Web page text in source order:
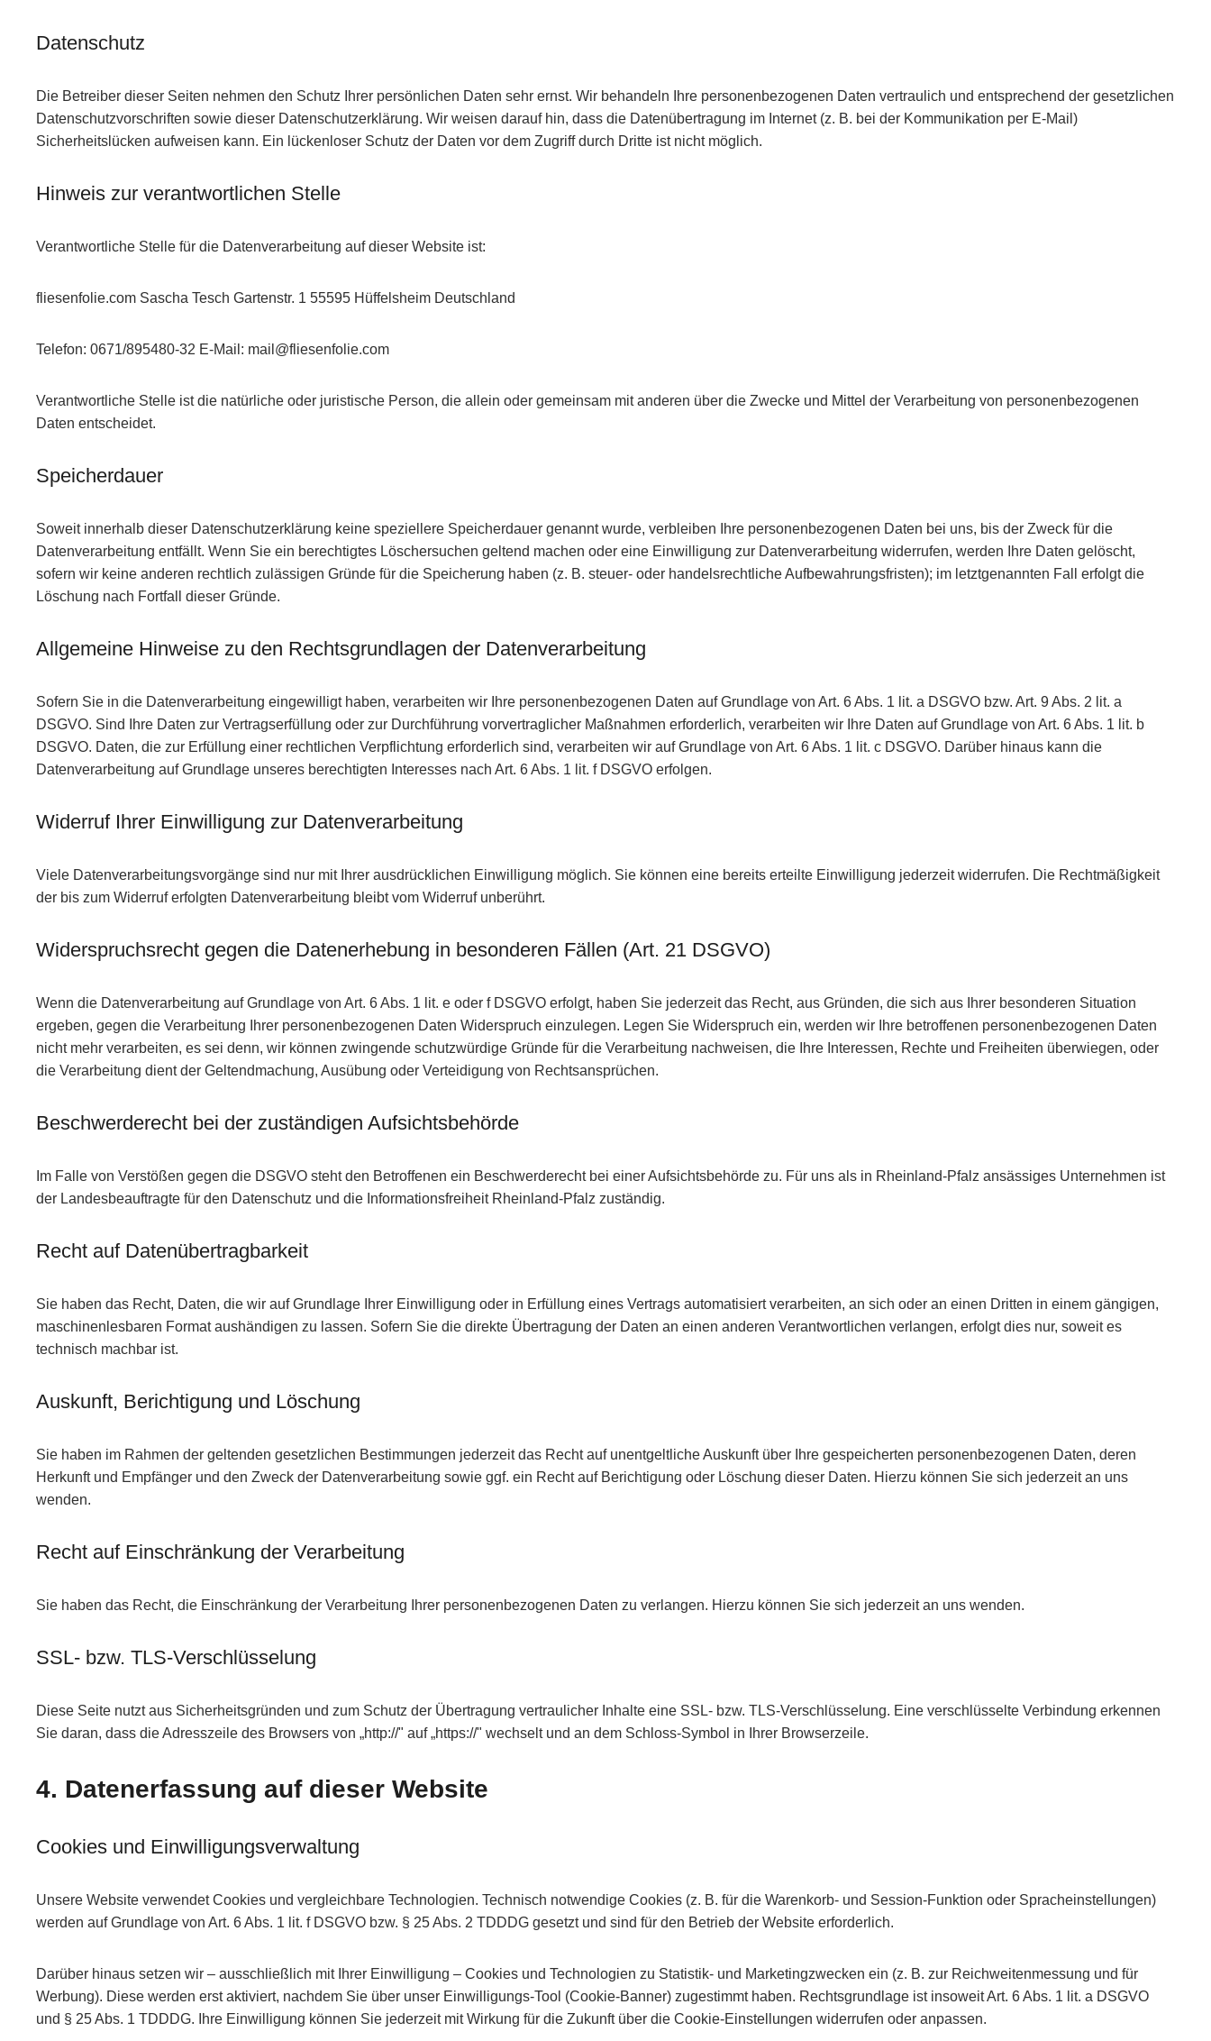
Datenschutz
Die Betreiber dieser Seiten nehmen den Schutz Ihrer persönlichen Daten sehr ernst. Wir behandeln Ihre personenbezogenen Daten vertraulich und entsprechend der gesetzlichen
Datenschutzvorschriften sowie dieser Datenschutzerklärung. Wir weisen darauf hin, dass die Datenübertragung im Internet (z. B. bei der Kommunikation per E-Mail)
Sicherheitslücken aufweisen kann. Ein lückenloser Schutz der Daten vor dem Zugriff durch Dritte ist nicht möglich.
Hinweis zur verantwortlichen Stelle
Verantwortliche Stelle für die Datenverarbeitung auf dieser Website ist:
fliesenfolie.com Sascha Tesch Gartenstr. 1 55595 Hüffelsheim Deutschland
Telefon: 0671/895480-32 E-Mail: mail@fliesenfolie.com
Verantwortliche Stelle ist die natürliche oder juristische Person, die allein oder gemeinsam mit anderen über die Zwecke und Mittel der Verarbeitung von personenbezogenen
Daten entscheidet.
Speicherdauer
Soweit innerhalb dieser Datenschutzerklärung keine speziellere Speicherdauer genannt wurde, verbleiben Ihre personenbezogenen Daten bei uns, bis der Zweck für die
Datenverarbeitung entfällt. Wenn Sie ein berechtigtes Löschersuchen geltend machen oder eine Einwilligung zur Datenverarbeitung widerrufen, werden Ihre Daten gelöscht,
sofern wir keine anderen rechtlich zulässigen Gründe für die Speicherung haben (z. B. steuer- oder handelsrechtliche Aufbewahrungsfristen); im letztgenannten Fall erfolgt die
Löschung nach Fortfall dieser Gründe.
Allgemeine Hinweise zu den Rechtsgrundlagen der Datenverarbeitung
Sofern Sie in die Datenverarbeitung eingewilligt haben, verarbeiten wir Ihre personenbezogenen Daten auf Grundlage von Art. 6 Abs. 1 lit. a DSGVO bzw. Art. 9 Abs. 2 lit. a
DSGVO. Sind Ihre Daten zur Vertragserfüllung oder zur Durchführung vorvertraglicher Maßnahmen erforderlich, verarbeiten wir Ihre Daten auf Grundlage von Art. 6 Abs. 1 lit. b
DSGVO. Daten, die zur Erfüllung einer rechtlichen Verpflichtung erforderlich sind, verarbeiten wir auf Grundlage von Art. 6 Abs. 1 lit. c DSGVO. Darüber hinaus kann die
Datenverarbeitung auf Grundlage unseres berechtigten Interesses nach Art. 6 Abs. 1 lit. f DSGVO erfolgen.
Widerruf Ihrer Einwilligung zur Datenverarbeitung
Viele Datenverarbeitungsvorgänge sind nur mit Ihrer ausdrücklichen Einwilligung möglich. Sie können eine bereits erteilte Einwilligung jederzeit widerrufen. Die Rechtmäßigkeit
der bis zum Widerruf erfolgten Datenverarbeitung bleibt vom Widerruf unberührt.
Widerspruchsrecht gegen die Datenerhebung in besonderen Fällen (Art. 21 DSGVO)
Wenn die Datenverarbeitung auf Grundlage von Art. 6 Abs. 1 lit. e oder f DSGVO erfolgt, haben Sie jederzeit das Recht, aus Gründen, die sich aus Ihrer besonderen Situation
ergeben, gegen die Verarbeitung Ihrer personenbezogenen Daten Widerspruch einzulegen. Legen Sie Widerspruch ein, werden wir Ihre betroffenen personenbezogenen Daten
nicht mehr verarbeiten, es sei denn, wir können zwingende schutzwürdige Gründe für die Verarbeitung nachweisen, die Ihre Interessen, Rechte und Freiheiten überwiegen, oder
die Verarbeitung dient der Geltendmachung, Ausübung oder Verteidigung von Rechtsansprüchen.
Beschwerderecht bei der zuständigen Aufsichtsbehörde
Im Falle von Verstößen gegen die DSGVO steht den Betroffenen ein Beschwerderecht bei einer Aufsichtsbehörde zu. Für uns als in Rheinland-Pfalz ansässiges Unternehmen ist
der Landesbeauftragte für den Datenschutz und die Informationsfreiheit Rheinland-Pfalz zuständig.
Recht auf Datenübertragbarkeit
Sie haben das Recht, Daten, die wir auf Grundlage Ihrer Einwilligung oder in Erfüllung eines Vertrags automatisiert verarbeiten, an sich oder an einen Dritten in einem gängigen,
maschinenlesbaren Format aushändigen zu lassen. Sofern Sie die direkte Übertragung der Daten an einen anderen Verantwortlichen verlangen, erfolgt dies nur, soweit es
technisch machbar ist.
Auskunft, Berichtigung und Löschung
Sie haben im Rahmen der geltenden gesetzlichen Bestimmungen jederzeit das Recht auf unentgeltliche Auskunft über Ihre gespeicherten personenbezogenen Daten, deren
Herkunft und Empfänger und den Zweck der Datenverarbeitung sowie ggf. ein Recht auf Berichtigung oder Löschung dieser Daten. Hierzu können Sie sich jederzeit an uns
wenden.
Recht auf Einschränkung der Verarbeitung
Sie haben das Recht, die Einschränkung der Verarbeitung Ihrer personenbezogenen Daten zu verlangen. Hierzu können Sie sich jederzeit an uns wenden.
SSL- bzw. TLS-Verschlüsselung
Diese Seite nutzt aus Sicherheitsgründen und zum Schutz der Übertragung vertraulicher Inhalte eine SSL- bzw. TLS-Verschlüsselung. Eine verschlüsselte Verbindung erkennen
Sie daran, dass die Adresszeile des Browsers von „http://" auf „https://" wechselt und an dem Schloss-Symbol in Ihrer Browserzeile.
4. Datenerfassung auf dieser Website
Cookies und Einwilligungsverwaltung
Unsere Website verwendet Cookies und vergleichbare Technologien. Technisch notwendige Cookies (z. B. für die Warenkorb- und Session-Funktion oder Spracheinstellungen)
werden auf Grundlage von Art. 6 Abs. 1 lit. f DSGVO bzw. § 25 Abs. 2 TDDDG gesetzt und sind für den Betrieb der Website erforderlich.
Darüber hinaus setzen wir – ausschließlich mit Ihrer Einwilligung – Cookies und Technologien zu Statistik- und Marketingzwecken ein (z. B. zur Reichweitenmessung und für
Werbung). Diese werden erst aktiviert, nachdem Sie über unser Einwilligungs-Tool (Cookie-Banner) zugestimmt haben. Rechtsgrundlage ist insoweit Art. 6 Abs. 1 lit. a DSGVO
und § 25 Abs. 1 TDDDG. Ihre Einwilligung können Sie jederzeit mit Wirkung für die Zukunft über die Cookie-Einstellungen widerrufen oder anpassen.